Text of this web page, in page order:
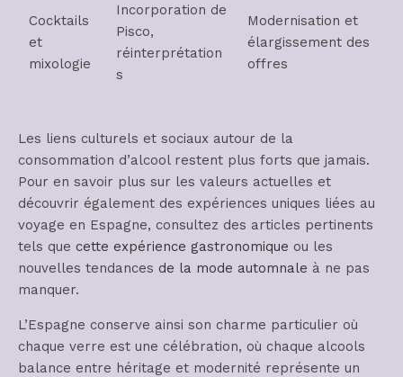
Cocktails
et
mixologie
Incorporation de
Pisco,
réinterprétation
s
Modernisation et
élargissement des
offres
Les liens culturels et sociaux autour de la
consommation d’alcool restent plus forts que jamais.
Pour en savoir plus sur les valeurs actuelles et
découvrir également des expériences uniques liées au
voyage en Espagne, consultez des articles pertinents
tels que cette expérience gastronomique ou les
nouvelles tendances de la mode automnale à ne pas
manquer.
L’Espagne conserve ainsi son charme particulier où
chaque verre est une célébration, où chaque alcools
balance entre héritage et modernité représente un